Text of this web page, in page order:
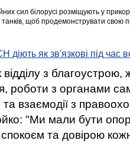
сил білорусі розміщують у
щоб продемонструвати свою
діють як зв'язкові під час
з благоустрою,
роботи з органами
взаємодії з
"Ми мали бути
та довірою